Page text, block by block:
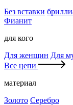
Без вставки
Фианит
для кого
Для женщин Для
Все цепи
материал
Золото Серебро